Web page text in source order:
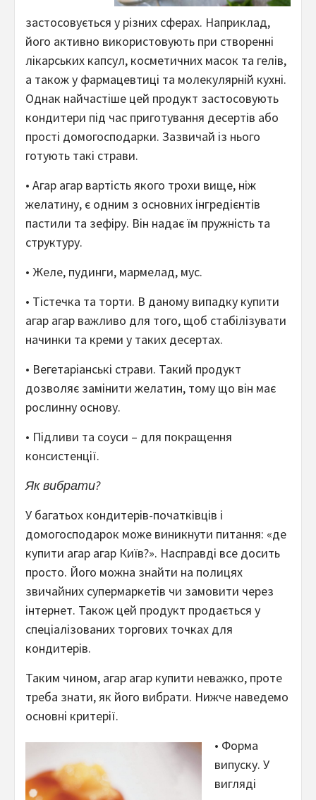
застосовується у різних сферах. Наприклад,
його активно використовують при створенні
лікарських капсул, косметичних масок та гелів,
а також у фармацевтиці та молекулярній кухні.
Однак найчастіше цей продукт застосовують
кондитери під час приготування десертів або
прості домогосподарки. Зазвичай із нього
готують такі страви.
• Агар агар вартість якого трохи вище, ніж
желатину, є одним з основних інгредієнтів
пастили та зефіру. Він надає їм пружність та
структуру.
• Желе, пудинги, мармелад, мус.
• Тістечка та торти. В даному випадку купити
агар агар важливо для того, щоб стабілізувати
начинки та креми у таких десертах.
• Вегетаріанські страви. Такий продукт
дозволяє замінити желатин, тому що він має
рослинну основу.
• Підливи та соуси – для покращення
консистенції.
Як вибрати?
У багатьох кондитерів-початківців і
домогосподарок може виникнути питання: «де
купити агар агар Київ?». Насправді все досить
просто. Його можна знайти на полицях
звичайних супермаркетів чи замовити через
інтернет. Також цей продукт продається у
спеціалізованих торгових точках для
кондитерів.
Таким чином, агар агар купити неважко, проте
треба знати, як його вибрати. Нижче наведемо
основні критерії.
• Форма
випуску. У
вигляді